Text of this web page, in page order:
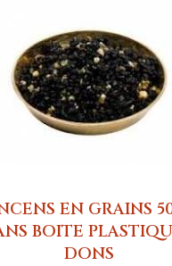
EN GRAINS
BOITE
DONS